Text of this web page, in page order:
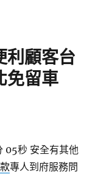
利顧客台
免留車
05秒 安全有其他
專人到府服務問